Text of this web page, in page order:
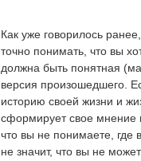
Как уже говорилось
точно понимать, что вы
должна быть понятная
версия произошедшего.
историю своей жизни и
сформирует свое мнение
что вы не понимаете,
не значит, что вы не